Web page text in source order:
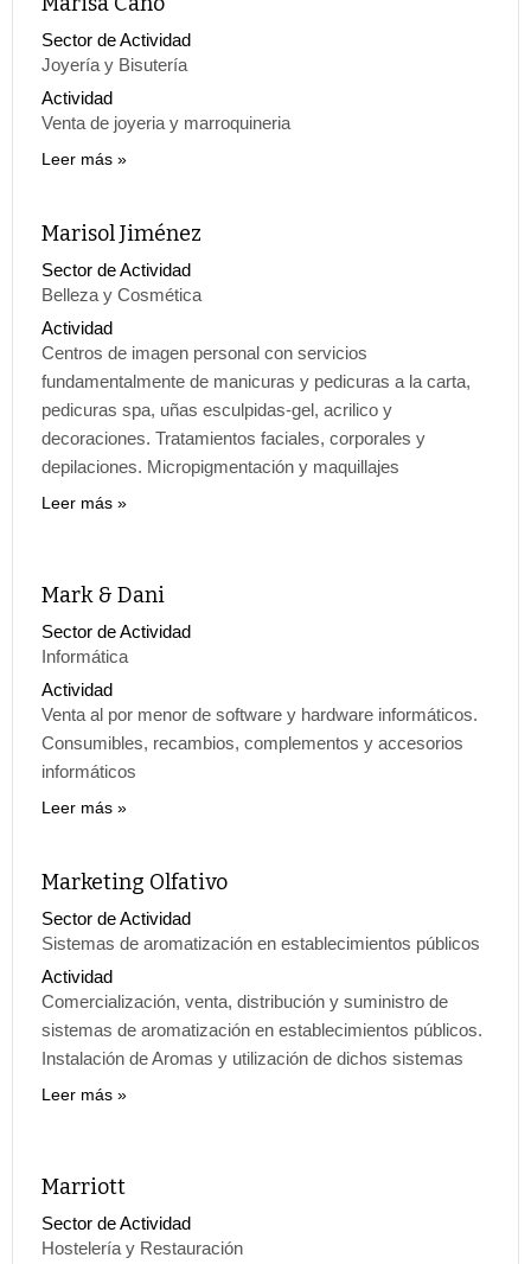
Sector de Actividad
Joyería y Bisutería
Actividad
Venta de joyeria y marroquineria
Leer más
Marisol Jiménez
Sector de Actividad
Belleza y Cosmética
Actividad
Centros de imagen personal con servicios
fundamentalmente de manicuras y pedicuras a la carta,
pedicuras spa, uñas esculpidas-gel, acrilico y
decoraciones. Tratamientos faciales, corporales y
depilaciones. Micropigmentación y maquillajes
Leer más
Mark & Dani
Sector de Actividad
Informática
Actividad
Venta al por menor de software y hardware informáticos.
Consumibles, recambios, complementos y accesorios
informáticos
Leer más
Marketing Olfativo
Sector de Actividad
Sistemas de aromatización en establecimientos públicos
Actividad
Comercialización, venta, distribución y suministro de
sistemas de aromatización en establecimientos públicos.
Instalación de Aromas y utilización de dichos sistemas
Leer más
Marriott
Sector de Actividad
Hostelería y Restauración